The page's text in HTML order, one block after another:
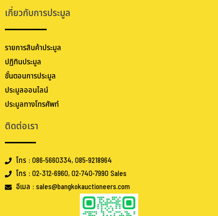
เกี่ยวกับการประมูล
รายการสินค้าประมูล
ปฏิทินประมูล
ขั้นตอนการประมูล
ประมูลออนไลน์
ประมูลทางโทรศัพท์
ติดต่อเรา
โทร : 086-5660334, 085-9218964
โทร : 02-312-6960, 02-740-7990 Sales
อีเมล : sales@bangkokauctioneers.com